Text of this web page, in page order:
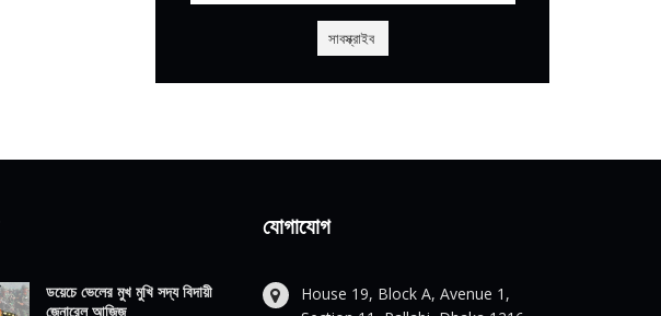
ডয়েচে ভেলের মুখ মুখি সদ্য বিদায়ী
জেনারেল আজিজ
যোগাযোগ
House 19, Block A, Avenue 1,